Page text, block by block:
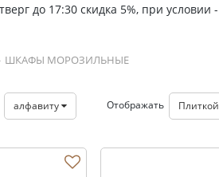
до 17:30 скидка 5%, при условии
ШКАФЫ МОРОЗИЛЬНЫЕ
алфавиту Отображать Плиткой